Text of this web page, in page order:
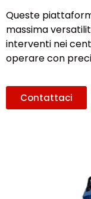
Queste
massima
interventi nei
operare con
Contattaci